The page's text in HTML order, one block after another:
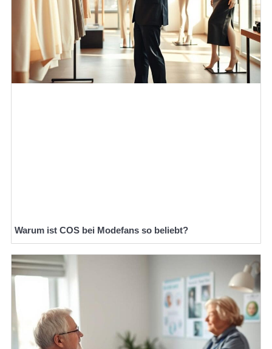
Warum ist COS bei Modefans so beliebt?